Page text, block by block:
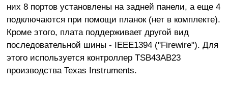
них 8 портов установлены на задней панели, а еще 4
подключаются при помощи планок (нет в комплекте).
Кроме этого, плата поддерживает другой вид
последовательной шины - IEEE1394 ("Firewire"). Для
этого используется контроллер TSB43AB23
производства Texas Instruments.